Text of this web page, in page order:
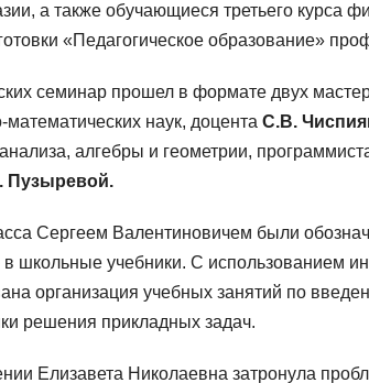
а также обучающиеся третьего курса
«Педагогическое образование»
семинар прошел в формате двух
математических наук, доцента С.В.
алгебры и геометрии,
Пузыревой.
Сергеем Валентиновичем были
школьные учебники. С использованием
организация учебных занятий по
решения прикладных задач.
Елизавета Николаевна затронула